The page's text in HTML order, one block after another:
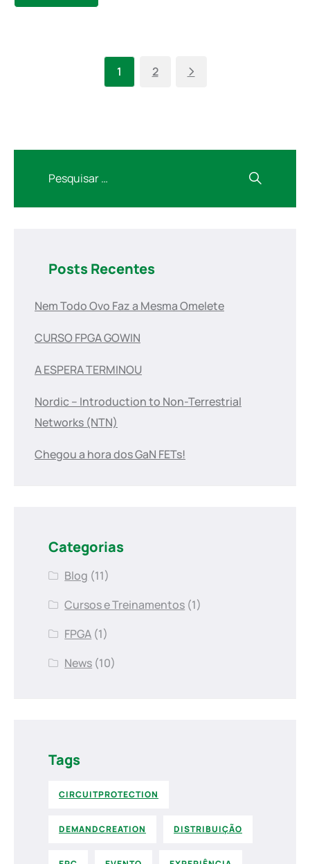
1 2
Posts Recentes
Nem Todo Ovo Faz a Mesma Omelete
CURSO FPGA GOWIN
A ESPERA TERMINOU
Nordic – Introduction to Non-Terrestrial
Networks (NTN)
Chegou a hora dos GaN FETs!
Categorias
Blog (11)
Cursos e Treinamentos (1)
FPGA (1)
News (10)
Tags
CIRCUITPROTECTION
DEMANDCREATION DISTRIBUIÇÃO